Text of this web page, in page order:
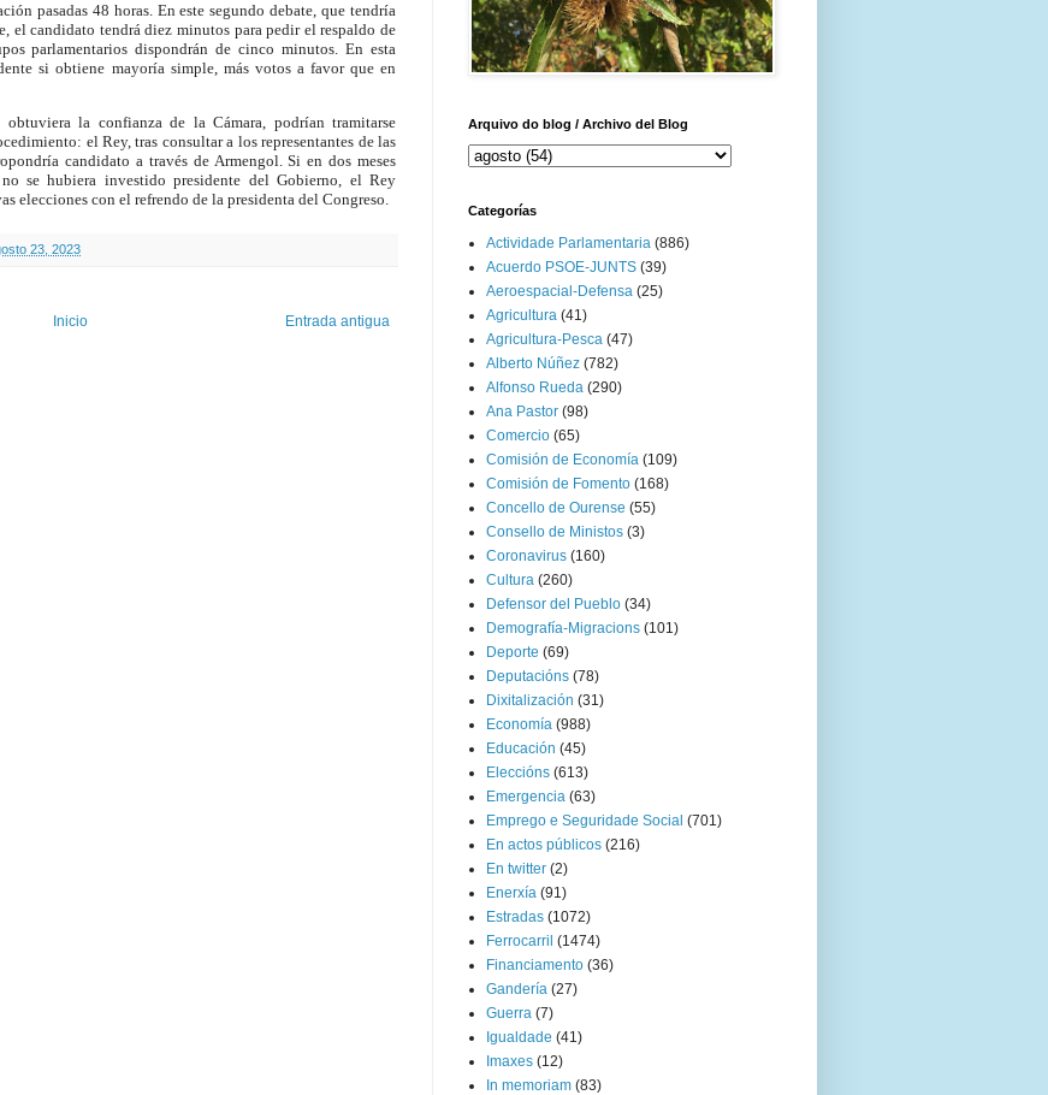
pasadas 48 horas. En este segundo debate, que tendría
el candidato tendrá diez minutos para pedir el respaldo de
parlamentarios dispondrán de cinco minutos. En esta
si obtiene mayoría simple, más votos a favor que en
la confianza de la Cámara, podrían tramitarse
el Rey, tras consultar a los representantes de las
candidato a través de Armengol. Si en dos meses
se hubiera investido presidente del Gobierno, el Rey
elecciones con el refrendo de la presidenta del Congreso.
23, 2023
Entrada antigua
Inicio
Arquivo do blog / Archivo del Blog
Categorías
Actividade Parlamentaria (886)
Acuerdo PSOE-JUNTS (39)
Aeroespacial-Defensa (25)
Agricultura (41)
Agricultura-Pesca (47)
Alberto Núñez (782)
Alfonso Rueda (290)
Ana Pastor (98)
Comercio (65)
Comisión de Economía (109)
Comisión de Fomento (168)
Concello de Ourense (55)
Consello de Ministos (3)
Coronavirus (160)
Cultura (260)
Defensor del Pueblo (34)
Demografía-Migracions (101)
Deporte (69)
Deputacións (78)
Dixitalización (31)
Economía (988)
Educación (45)
Eleccións (613)
Emergencia (63)
Emprego e Seguridade Social (701)
En actos públicos (216)
En twitter (2)
Enerxía (91)
Estradas (1072)
Ferrocarril (1474)
Financiamento (36)
Gandería (27)
Guerra (7)
Igualdade (41)
Imaxes (12)
In memoriam (83)